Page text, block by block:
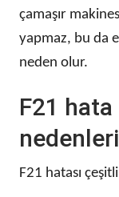
çamaşır
yapmaz, bu da
neden olur.
F21 hata
nedenleri
F21 hatası